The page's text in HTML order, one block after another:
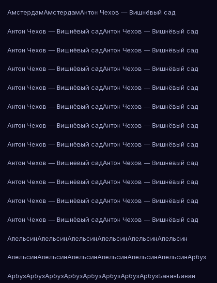
АмстердамАмстердамАнтон Чехов — Вишнёвый сад
Антон Чехов — Вишнёвый садАнтон Чехов — Вишнёвый сад
Антон Чехов — Вишнёвый садАнтон Чехов — Вишнёвый сад
Антон Чехов — Вишнёвый садАнтон Чехов — Вишнёвый сад
Антон Чехов — Вишнёвый садАнтон Чехов — Вишнёвый сад
Антон Чехов — Вишнёвый садАнтон Чехов — Вишнёвый сад
Антон Чехов — Вишнёвый садАнтон Чехов — Вишнёвый сад
Антон Чехов — Вишнёвый садАнтон Чехов — Вишнёвый сад
Антон Чехов — Вишнёвый садАнтон Чехов — Вишнёвый сад
Антон Чехов — Вишнёвый садАнтон Чехов — Вишнёвый сад
Антон Чехов — Вишнёвый садАнтон Чехов — Вишнёвый сад
Антон Чехов — Вишнёвый садАнтон Чехов — Вишнёвый сад
АпельсинАпельсинАпельсинАпельсинАпельсинАпельсин
АпельсинАпельсинАпельсинАпельсинАпельсинАпельсинАрбуз
АрбузАрбузАрбузАрбузАрбузАрбузАрбузАрбузБананБанан